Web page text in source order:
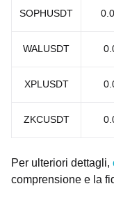
SOPHUSDT
WALUSDT
XPLUSDT
ZKCUSDT
Per ulteriori dettagli,
comprensione e la